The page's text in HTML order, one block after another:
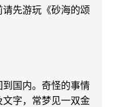
先游玩《砂海的颂
国内。奇怪的事情
字，常梦见一双金